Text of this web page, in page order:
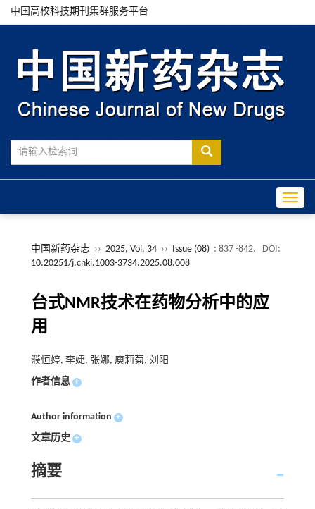
中国高校科技期刊集群服务平台
中国新药杂志 ›› 2025, Vol. 34 ›› Issue (08) : 837 -842.
DOI:
10.20251/j.cnki.1003-3734.2025.08.008
台式NMR技术在药物分析中的应
用
濮恒婷, 李婕, 张娜, 庾莉菊, 刘阳
作者信息 +
Author information +
文章历史 +
摘要